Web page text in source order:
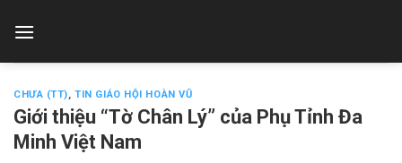
CHƯA (TT),TIN GIÁO HỘI HOÀN VŨ
Giới thiệu “Tờ Chân Lý” của Phụ Tỉnh Đa
Minh Việt Nam